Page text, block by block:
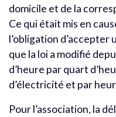
domicile et de la
Ce qui était mis en
l’obligation
que la loi a modifié
d’heure par quart
d’électricité et par
Pour l’association, la